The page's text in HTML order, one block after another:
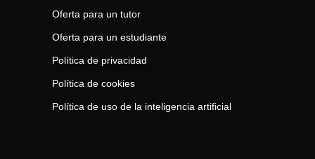
Oferta para un tutor
Oferta para un estudiante
Política de privacidad
Política de cookies
Política de uso de la inteligencia artificial